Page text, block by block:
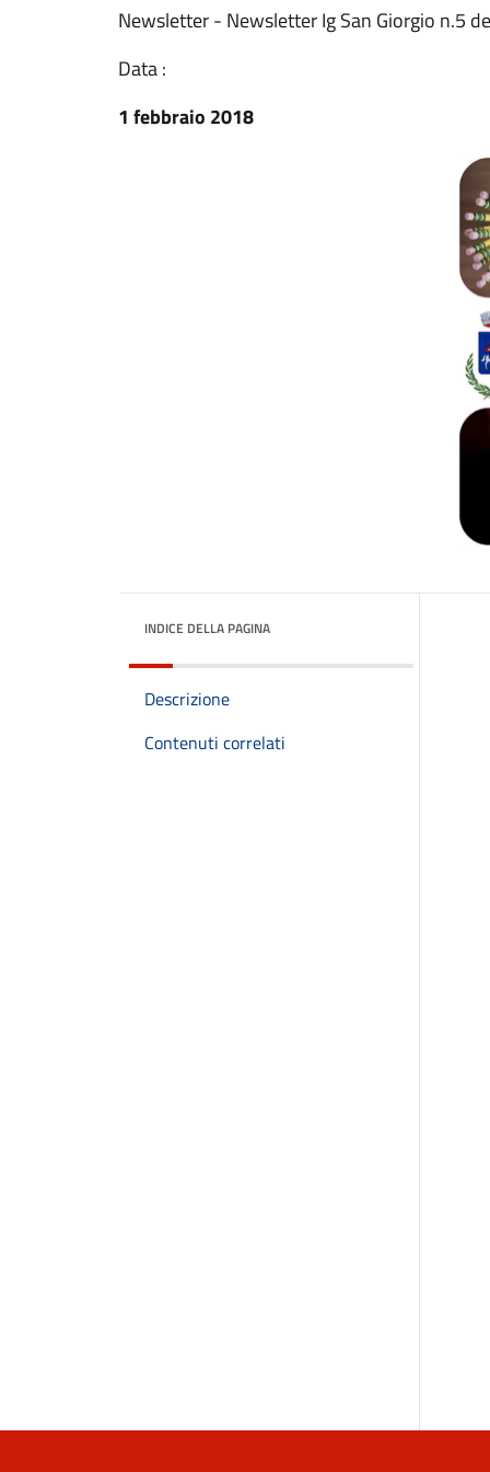
Newsletter - Newsletter Ig San Giorgio n.5
Data :
1 febbraio 2018
INDICE DELLA PAGINA
Descrizione
Contenuti correlati